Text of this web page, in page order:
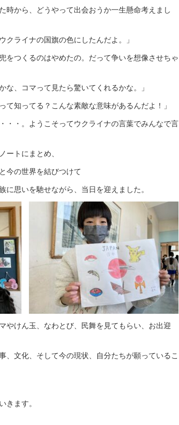
時から、どうやって出会おうか一生懸命考えまし
クライナの国旗の色にしたんだよ。」
をつくるのはやめたの。だって争いを想像させちゃ
な、コマって見たら驚いてくれるかな。」
て知ってる？こんな素敵な意味があるんだよ！」
・・。ようこそってウクライナの言葉でみんなで言
ートにまとめ、
今の世界を結びつけて
思いを馳せながら、当日を迎えました。
やけん玉、なわとび、民舞を見てもらい、お出迎
、文化、そして今の現状、自分たちが願っているこ
きます。